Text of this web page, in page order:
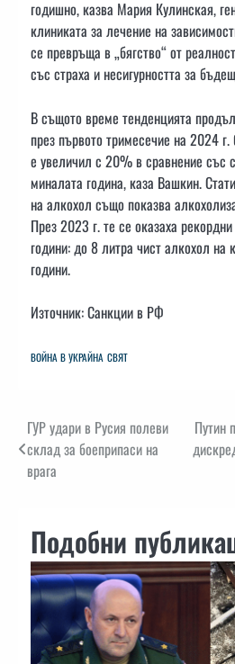
годишно, казва Мария Кулинская,
клиниката за лечение на
се превръща в „бягство“ от
със страха и несигурността за
В същото време тенденцията
през първото тримесечие на 2024
е увеличил с 20% в сравнение със
миналата година, каза Вашкин.
на алкохол също показва
През 2023 г. те се оказаха
години: до 8 литра чист алкохол на
години.
Източник: Санкции в РФ
ВОЙНА В УКРАЙНА СВЯТ
Навигация
ГУР удари в Русия полеви
склад за боеприпаси на
врага
Путин
Подобни